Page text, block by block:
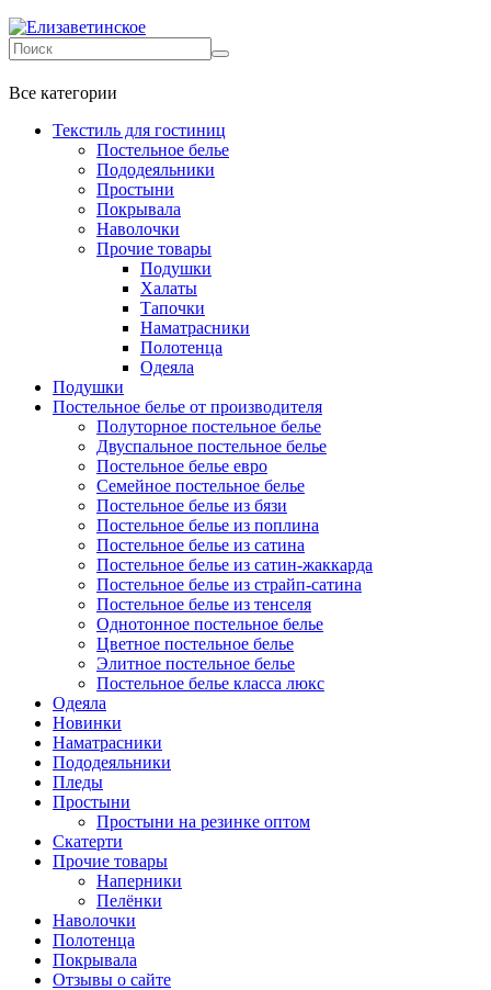
Все категории
Текстиль для гостиниц
Постельное белье
Пододеяльники
Простыни
Покрывала
Наволочки
Прочие товары
Подушки
Халаты
Тапочки
Наматрасники
Полотенца
Одеяла
Подушки
Постельное белье от производителя
Полуторное постельное белье
Двуспальное постельное белье
Постельное белье евро
Семейное постельное белье
Постельное белье из бязи
Постельное белье из поплина
Постельное белье из сатина
Постельное белье из сатин-жаккарда
Постельное белье из страйп-сатина
Постельное белье из тенселя
Однотонное постельное белье
Цветное постельное белье
Элитное постельное белье
Постельное белье класса люкс
Одеяла
Новинки
Наматрасники
Пододеяльники
Пледы
Простыни
Простыни на резинке оптом
Скатерти
Прочие товары
Наперники
Пелёнки
Наволочки
Полотенца
Покрывала
Отзывы о сайте